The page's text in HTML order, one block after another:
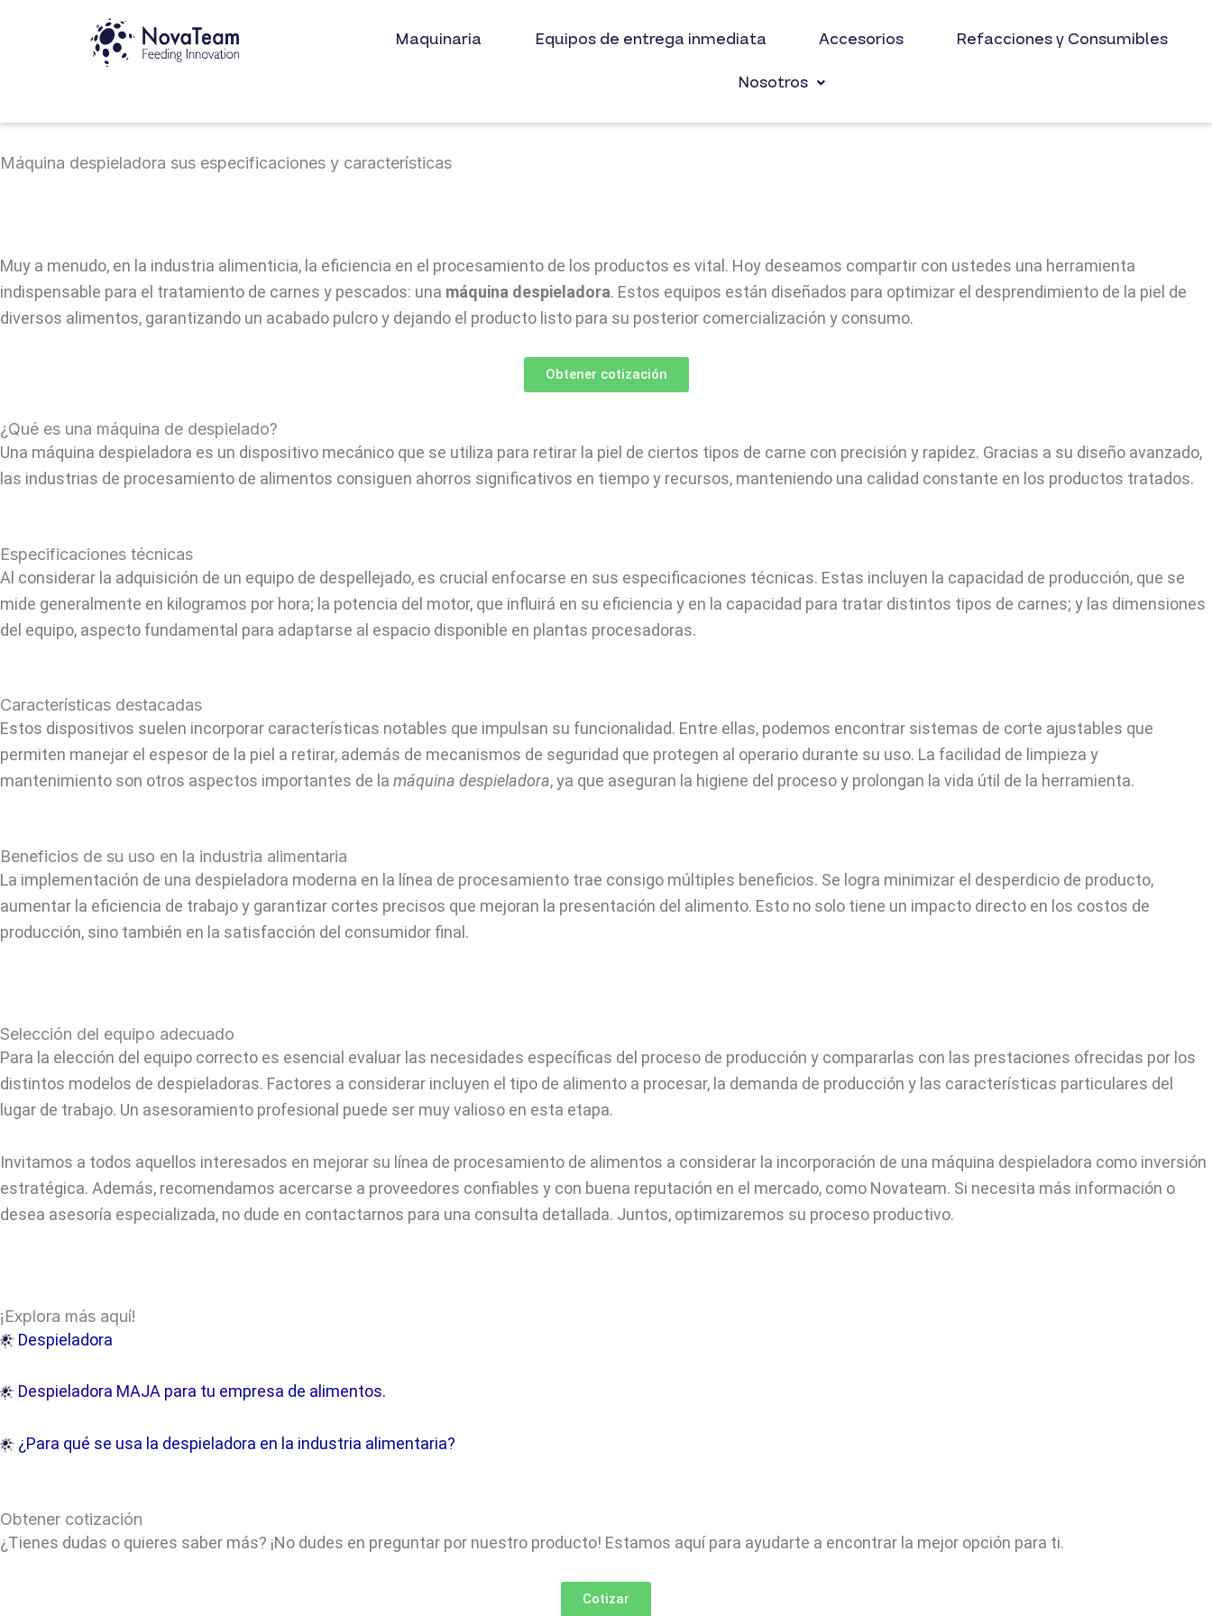
Maquinaria Equipos de entrega inmediata Accesorios
Refacciones y Consumibles
Nosotros
Máquina despieladora sus especificaciones y características
Muy a menudo, en la industria alimenticia, la eficiencia en el procesamiento de los productos es vital. Hoy deseamos compartir con ustedes una herramienta
indispensable para el tratamiento de carnes y pescados: una máquina despieladora. Estos equipos están diseñados para optimizar el desprendimiento de la piel de
diversos alimentos, garantizando un acabado pulcro y dejando el producto listo para su posterior comercialización y consumo.
Obtener cotización
¿Qué es una máquina de despielado?
Una máquina despieladora es un dispositivo mecánico que se utiliza para retirar la piel de ciertos tipos de carne con precisión y rapidez. Gracias a su diseño avanzado,
las industrias de procesamiento de alimentos consiguen ahorros significativos en tiempo y recursos, manteniendo una calidad constante en los productos tratados.
Especificaciones técnicas
Al considerar la adquisición de un equipo de despellejado, es crucial enfocarse en sus especificaciones técnicas. Estas incluyen la capacidad de producción, que se
mide generalmente en kilogramos por hora; la potencia del motor, que influirá en su eficiencia y en la capacidad para tratar distintos tipos de carnes; y las dimensiones
del equipo, aspecto fundamental para adaptarse al espacio disponible en plantas procesadoras.
Características destacadas
Estos dispositivos suelen incorporar características notables que impulsan su funcionalidad. Entre ellas, podemos encontrar sistemas de corte ajustables que
permiten manejar el espesor de la piel a retirar, además de mecanismos de seguridad que protegen al operario durante su uso. La facilidad de limpieza y
mantenimiento son otros aspectos importantes de la máquina despieladora, ya que aseguran la higiene del proceso y prolongan la vida útil de la herramienta.
Beneficios de su uso en la industria alimentaria
La implementación de una despieladora moderna en la línea de procesamiento trae consigo múltiples beneficios. Se logra minimizar el desperdicio de producto,
aumentar la eficiencia de trabajo y garantizar cortes precisos que mejoran la presentación del alimento. Esto no solo tiene un impacto directo en los costos de
producción, sino también en la satisfacción del consumidor final.
Selección del equipo adecuado
Para la elección del equipo correcto es esencial evaluar las necesidades específicas del proceso de producción y compararlas con las prestaciones ofrecidas por los
distintos modelos de despieladoras. Factores a considerar incluyen el tipo de alimento a procesar, la demanda de producción y las características particulares del
lugar de trabajo. Un asesoramiento profesional puede ser muy valioso en esta etapa.
Invitamos a todos aquellos interesados en mejorar su línea de procesamiento de alimentos a considerar la incorporación de una máquina despieladora como inversión
estratégica. Además, recomendamos acercarse a proveedores confiables y con buena reputación en el mercado, como Novateam. Si necesita más información o
desea asesoría especializada, no dude en contactarnos para una consulta detallada. Juntos, optimizaremos su proceso productivo.
¡Explora más aquí!
Despieladora
Despieladora MAJA para tu empresa de alimentos.
¿Para qué se usa la despieladora en la industria alimentaria?
Obtener cotización
¿Tienes dudas o quieres saber más? ¡No dudes en preguntar por nuestro producto! Estamos aquí para ayudarte a encontrar la mejor opción para ti.
Cotizar